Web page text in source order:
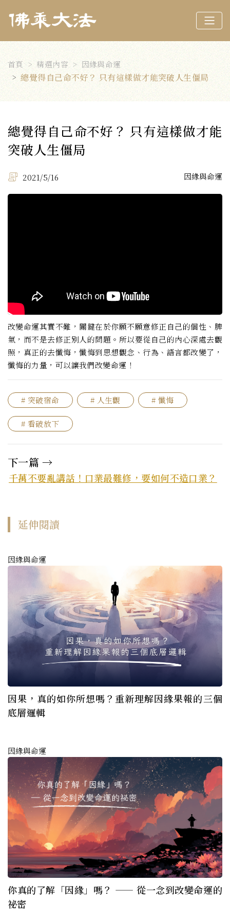
首頁 精選內容 因緣與命運
總覺得自己命不好？ 只有這樣做才能突破人生僵局
總覺得自己命不好？ 只有這樣做才能
突破人生僵局
2021/5/16 因緣與命運
改變命運其實不難，關鍵在於你願不願意修正自己的個性、脾
氣，而不是去修正別人的問題。所以要從自己的內心深處去觀
照，真正的去懺悔，懺悔到思想觀念、行為、語言都改變了，
懺悔的力量，可以讓我們改變命運！
# 突破宿命 # 人生觀 # 懺悔
# 看破放下
下一篇 →
千萬不要亂講話！口業最難修，要如何不造口業？
延伸閱讀
因緣與命運
因果，真的如你所想嗎？重新理解因緣果報的三個
底層邏輯
因緣與命運
你真的了解「因緣」嗎？ —— 從一念到改變命運的
祕密